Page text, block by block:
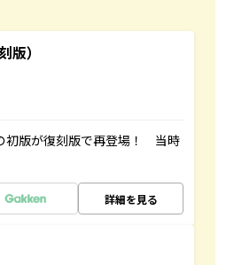
）
初版が復刻版で再登場！ 当時
詳細を見る